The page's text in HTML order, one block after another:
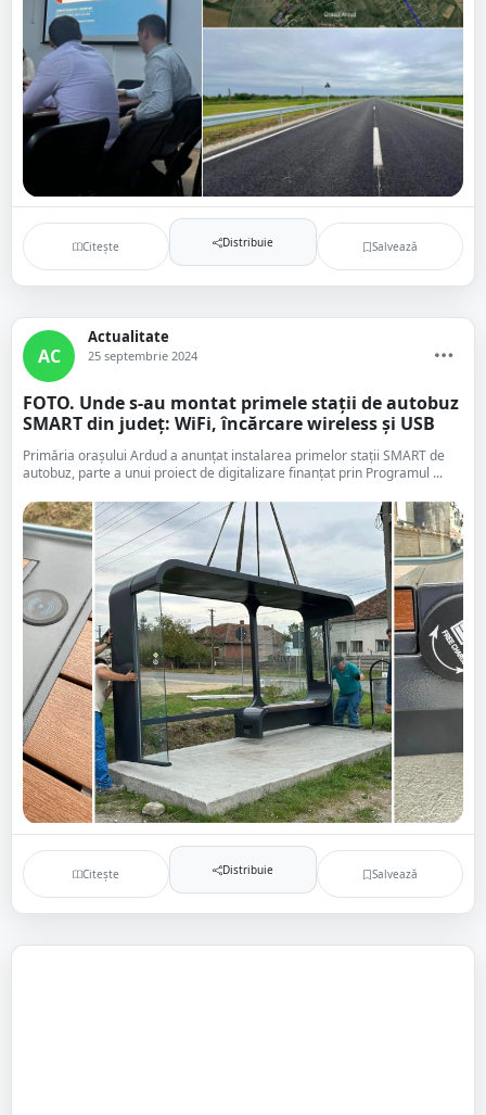
Citește Distribuie Salvează
AC
Actualitate
25 septembrie 2024
FOTO. Unde s-au montat primele stații de autobuz
SMART din județ: WiFi, încărcare wireless și USB
Primăria orașului Ardud a anunțat instalarea primelor stații SMART de
autobuz, parte a unui proiect de digitalizare finanțat prin Programul ...
Citește Distribuie Salvează